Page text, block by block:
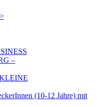
–
(10-12 Jahre) mit